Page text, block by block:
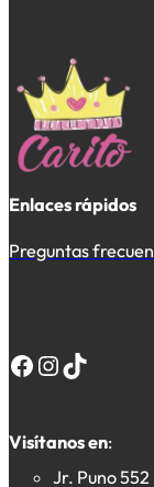
Enlaces rápidos
Preguntas
Facebook InstagramTikTok
Visítanos en:
Jr. Puno